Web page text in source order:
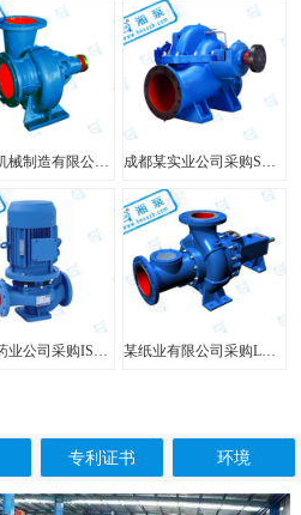
某纸业有限公司采购LXL型两相流无堵塞纸浆泵
专利证书 环境